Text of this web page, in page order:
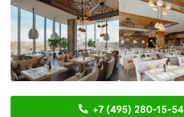
+7 (495) 280-15-54